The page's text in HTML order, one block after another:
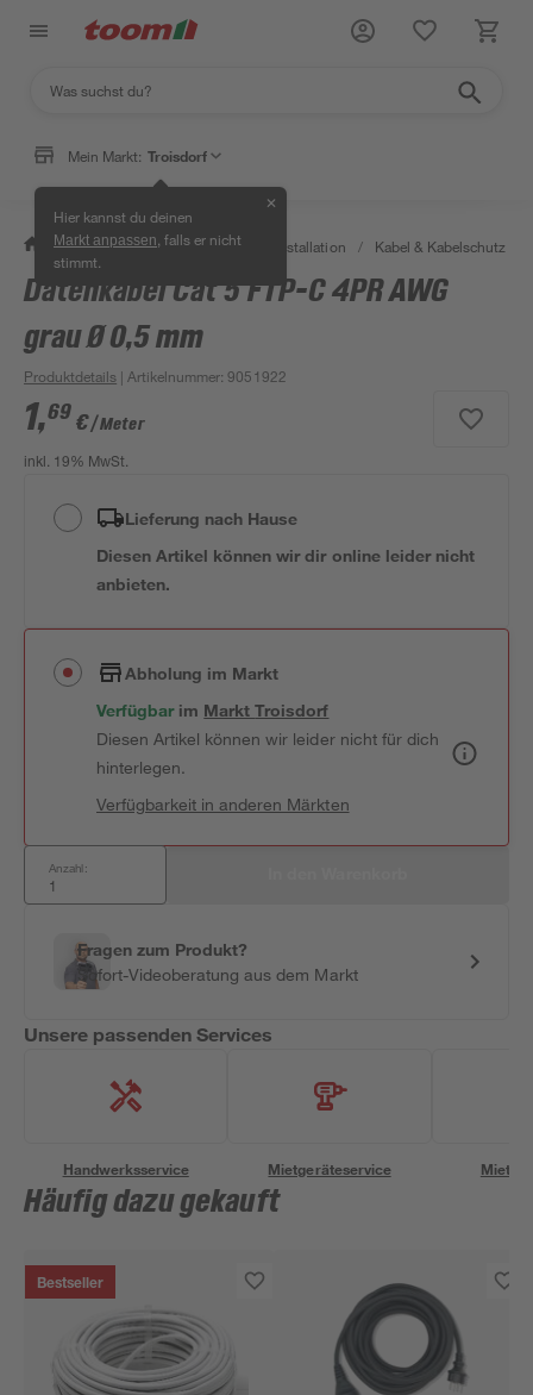
Mein Markt: Troisdorf
Hier kannst du deinen
Markt anpassen , falls er nicht
stimmt.
✕
/ Bauen & Renovieren / Elektroinstallation / Kabel & Kabelschutz
Datenkabel Cat 5 FTP-C 4PR AWG
grau Ø 0,5 mm
Produktdetails | Artikelnummer:9051922
1,69 €/ Meter
inkl. 19% MwSt.
Lieferung nach Hause
Diesen Artikel können wir dir online leider nicht
anbieten.
Abholung im Markt
Verfügbar im MarktTroisdorf
Diesen Artikel können wir leider nicht für dich
hinterlegen.
Verfügbarkeit in anderen Märkten
Anzahl:
Fragen zum Produkt?
Sofort-Videoberatung aus dem Markt
Unsere passenden Services
Handwerksservice Mietgeräteservice
Häufig dazu gekauft
Bestseller